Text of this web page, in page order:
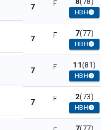
7 F (78)
HBH
7 F 7(77)
HBH
7 F 11(81)
HBH
7 F 2(73)
HBH